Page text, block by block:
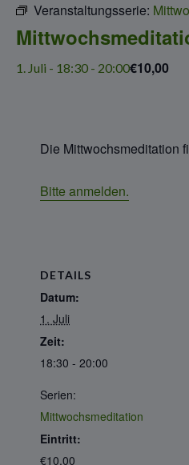
Veranstaltungsserie:
1. Juli - 18:30 - 20:00€10,00
Die Mittwochsmeditation
Bitte anmelden.
DETAILS
Datum:
1. Juli
Zeit:
18:30 - 20:00
Serien:
Mittwochsmeditation
Eintritt:
€10,00